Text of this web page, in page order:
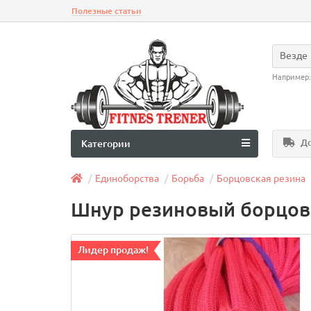
Полезные статьи
Везде
Категории
Единоборства Борьба Борцовская резина
Шнур резиновый
Лидер продаж!